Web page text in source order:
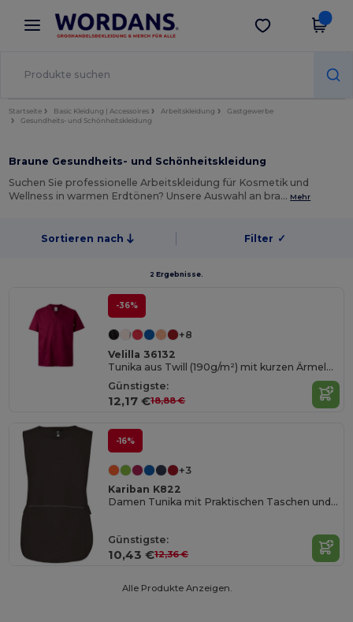
× Wordans App
Bessere Preise in der App!
App holen
Startseite Basic Kleidung | Accessoires Arbeitskleidung
Gastgewerbe
Gesundheits- und Schönheitskleidung
Braune Gesundheits- und Schönheitskleidung
Suchen Sie professionelle Arbeitskleidung für Kosmetik und
Wellness in warmen Erdtönen? Unsere Auswahl an bra… Mehr
Sortieren nach Filter ✓
2 Ergebnisse.
-36%
+8
Velilla 36132
Tunika aus Twill (190g/m²) mit kurzen Ärmeln, aus Polyester (65%) und Baumwolle (35%)
Günstigste:
12,17 €18,88 €
-16%
+3
Kariban K822
Damen Tunika mit Praktischen Taschen und OEKO-TEX Zertifikat
Günstigste:
10,43 €12,36 €
Alle Produkte Anzeigen.